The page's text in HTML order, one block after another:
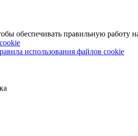
обеспечивать правильную работу
использования файлов cookie